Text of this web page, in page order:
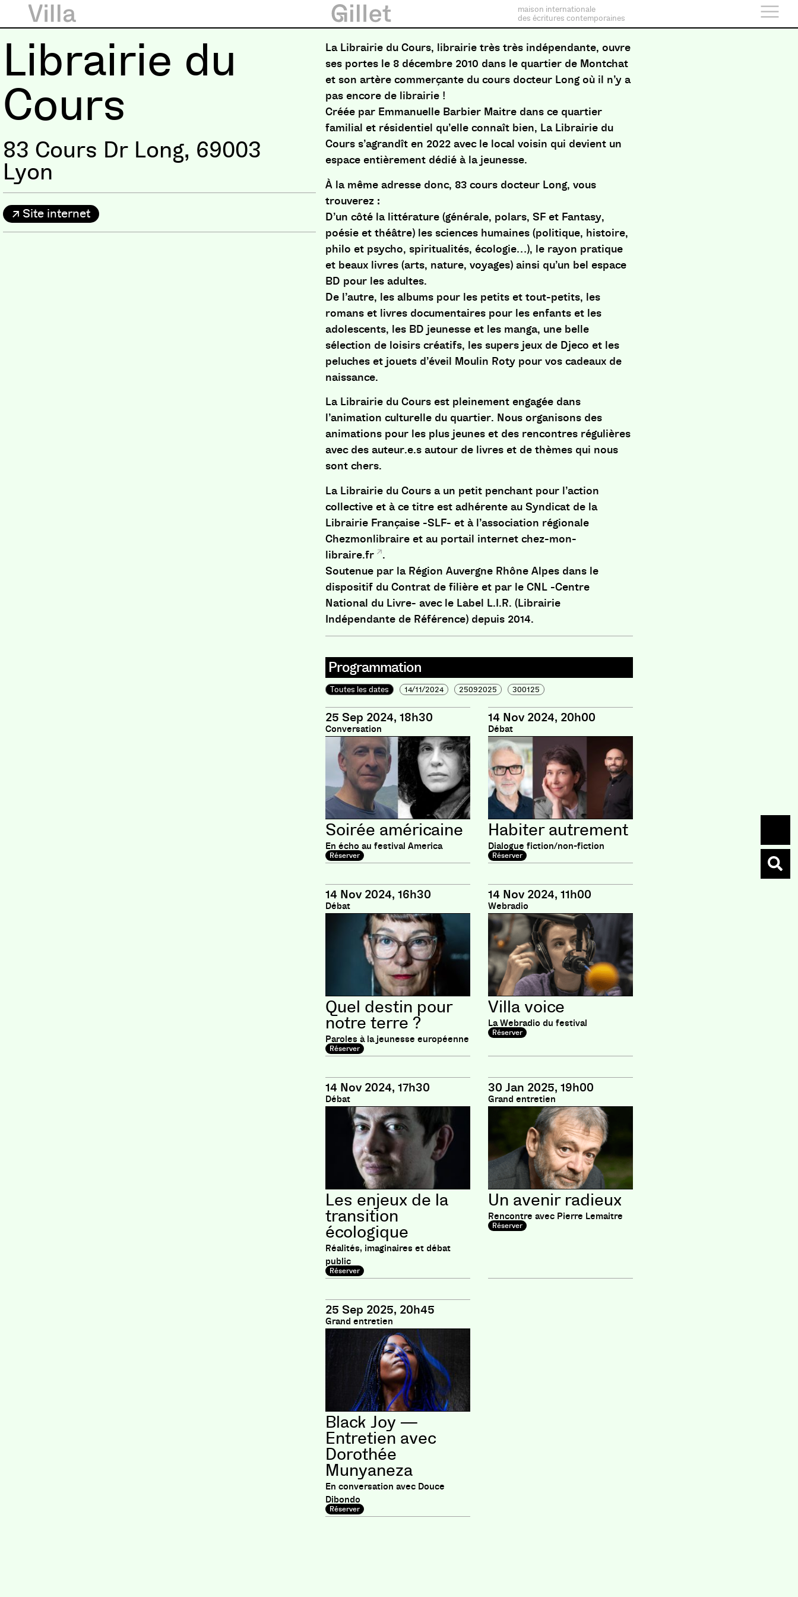
maison internationale
des écritures contemporaines
Librairie du
Cours
83 Cours Dr Long, 69003
Lyon
Site internet
La Librairie du Cours, librairie très très indépendante, ouvre
ses portes le 8 décembre 2010 dans le quartier de Montchat
et son artère commerçante du cours docteur Long où il n’y a
pas encore de librairie !
Créée par Emmanuelle Barbier Maitre dans ce quartier
familial et résidentiel qu’elle connaît bien, La Librairie du
Cours s’agrandît en 2022 avec le local voisin qui devient un
espace entièrement dédié à la jeunesse.
À la même adresse donc, 83 cours docteur Long, vous
trouverez :
D’un côté la littérature (générale, polars, SF et Fantasy,
poésie et théâtre) les sciences humaines (politique, histoire,
philo et psycho, spiritualités, écologie…), le rayon pratique
et beaux livres (arts, nature, voyages) ainsi qu’un bel espace
BD pour les adultes.
De l’autre, les albums pour les petits et tout-petits, les
romans et livres documentaires pour les enfants et les
adolescents, les BD jeunesse et les manga, une belle
sélection de loisirs créatifs, les supers jeux de Djeco et les
peluches et jouets d’éveil Moulin Roty pour vos cadeaux de
naissance.
La Librairie du Cours est pleinement engagée dans
l’animation culturelle du quartier. Nous organisons des
animations pour les plus jeunes et des rencontres régulières
avec des auteur.e.s autour de livres et de thèmes qui nous
sont chers.
La Librairie du Cours a un petit penchant pour l’action
collective et à ce titre est adhérente au Syndicat de la
Librairie Française -SLF- et à l’association régionale
Chezmonlibraire et au portail internetchez-mon-
libraire.fr
.
Soutenue par la Région Auvergne Rhône Alpes dans le
dispositif du Contrat de filière et par le CNL -Centre
National du Livre- avec le Label L.I.R. (Librairie
Indépendante de Référence) depuis 2014.
Programmation
Toutes les dates 14/11/2024 25092025 300125
25 Sep 2024, 18h30
Conversation
Soirée américaine
En écho au festival America
Réserver
14 Nov 2024, 20h00
Débat
Habiter autrement
Dialogue fiction/non-fiction
Réserver
14 Nov 2024, 16h30
Débat
Quel destin pour
notre terre ?
Paroles à la jeunesse européenne
Réserver
14 Nov 2024, 11h00
Webradio
Villa voice
La Webradio du festival
Réserver
14 Nov 2024, 17h30
Débat
Les enjeux de la
transition
écologique
Réalités, imaginaires et débat
public
Réserver
30 Jan 2025, 19h00
Grand entretien
Un avenir radieux
Rencontre avec Pierre Lemaitre
Réserver
25 Sep 2025, 20h45
Grand entretien
Black Joy —
Entretien avec
Dorothée
Munyaneza
En conversation avec Douce
Dibondo
Réserver